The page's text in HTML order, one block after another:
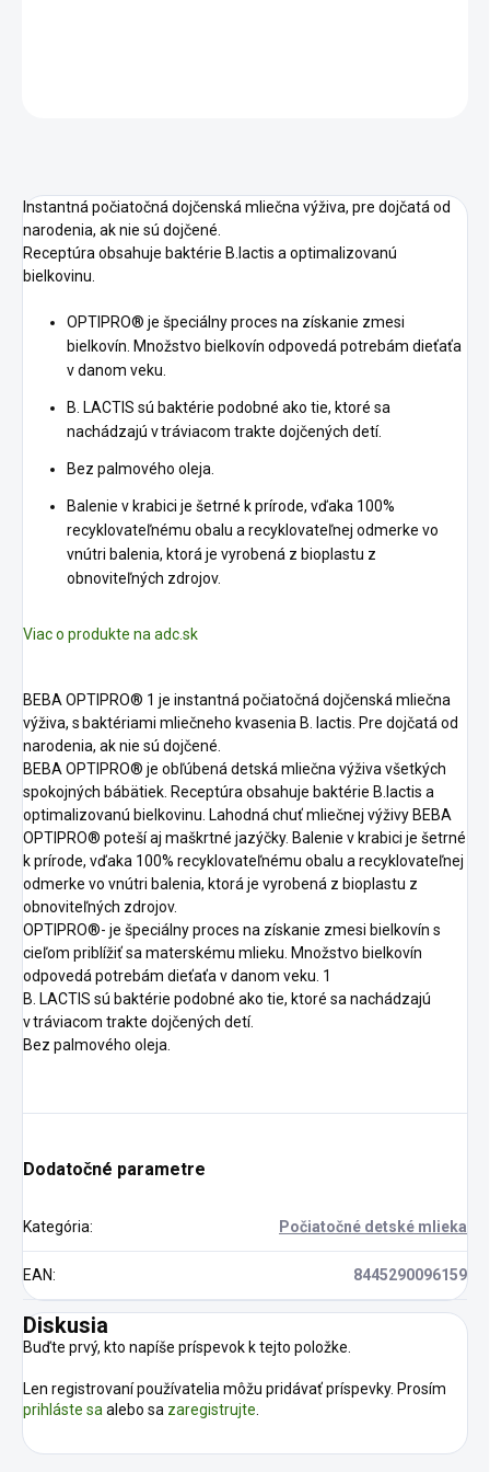
Instantná počiatočná dojčenská mliečna výživa, pre dojčatá od
narodenia, ak nie sú dojčené.
Receptúra obsahuje baktérie B.lactis a optimalizovanú
bielkovinu.
OPTIPRO® je špeciálny proces na získanie zmesi
bielkovín. Množstvo bielkovín odpovedá potrebám dieťaťa
v danom veku.
B. LACTIS sú baktérie podobné ako tie, ktoré sa
nachádzajú v tráviacom trakte dojčených detí.
Bez palmového oleja.
Balenie v krabici je šetrné k prírode, vďaka 100%
recyklovateľnému obalu a recyklovateľnej odmerke vo
vnútri balenia, ktorá je vyrobená z bioplastu z
obnoviteľných zdrojov.
Viac o produkte na adc.sk
BEBA OPTIPRO® 1 je instantná počiatočná dojčenská mliečna
výživa, s baktériami mliečneho kvasenia B. lactis. Pre dojčatá od
narodenia, ak nie sú dojčené.
BEBA OPTIPRO® je obľúbená detská mliečna výživa všetkých
spokojných bábätiek. Receptúra obsahuje baktérie B.lactis a
optimalizovanú bielkovinu. Lahodná chuť mliečnej výživy BEBA
OPTIPRO® poteší aj maškrtné jazýčky. Balenie v krabici je šetrné
k prírode, vďaka 100% recyklovateľnému obalu a recyklovateľnej
odmerke vo vnútri balenia, ktorá je vyrobená z bioplastu z
obnoviteľných zdrojov.
OPTIPRO®- je špeciálny proces na získanie zmesi bielkovín s
cieľom priblížiť sa materskému mlieku. Množstvo bielkovín
odpovedá potrebám dieťaťa v danom veku. 1
B. LACTIS sú baktérie podobné ako tie, ktoré sa nachádzajú
v tráviacom trakte dojčených detí.
Bez palmového oleja.
Dodatočné parametre
Kategória: Počiatočné detské mlieka
EAN: 8445290096159
Diskusia
Buďte prvý, kto napíše príspevok k tejto položke.
Len registrovaní používatelia môžu pridávať príspevky. Prosím
prihláste saalebo sa zaregistrujte.